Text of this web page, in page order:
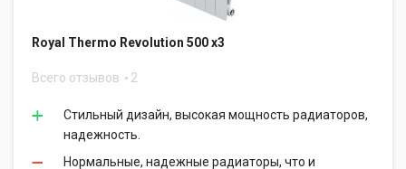
Royal Thermo Revolution 500 x3
Всего отзывов 2
Стильный дизайн, высокая мощность радиаторов,
надежность.
Нормальные, надежные радиаторы, что и